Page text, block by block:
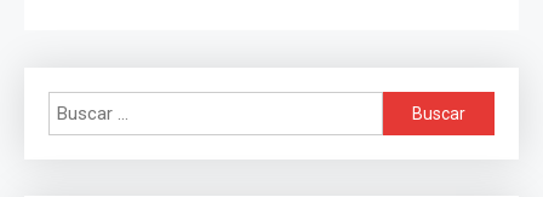
Buscar: